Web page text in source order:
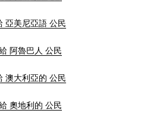
亞美尼亞語 公民
阿魯巴人 公民
澳大利亞的 公民
奧地利的 公民